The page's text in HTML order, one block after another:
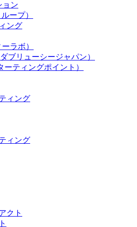
ョン
ープ）
ング
ラボ）
ブリューシージャパン）
ティングポイント）
ィング
ィング
クト